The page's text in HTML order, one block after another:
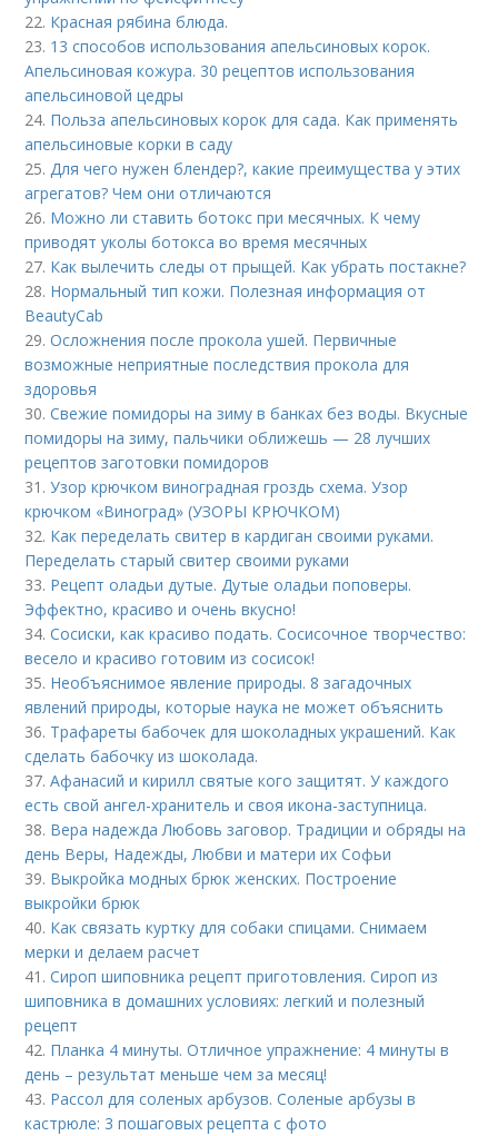
22. Красная рябина блюда.
23. 13 способов использования апельсиновых корок.
Апельсиновая кожура. 30 рецептов использования
апельсиновой цедры
24. Польза апельсиновых корок для сада. Как применять
апельсиновые корки в саду
25.Для чего нужен блендер?, какие преимущества у этих
агрегатов? Чем они отличаются
26. Можно ли ставить ботокс при месячных. К чему
приводят уколы ботокса во время месячных
27. Как вылечить следы от прыщей. Как убрать постакне?
28. Нормальный тип кожи. Полезная информация от
BeautyCab
29.Осложнения после прокола ушей. Первичные
возможные неприятные последствия прокола для
здоровья
30.Свежие помидоры на зиму в банках без воды. Вкусные
помидоры на зиму, пальчики оближешь — 28 лучших
рецептов заготовки помидоров
31.Узор крючком виноградная гроздь схема. Узор
крючком «Виноград» (УЗОРЫ КРЮЧКОМ)
32. Как переделать свитер в кардиган своими руками.
Переделать старый свитер своими руками
33. Рецепт оладьи дутые. Дутые оладьи поповеры.
Эффектно, красиво и очень вкусно!
34.Сосиски, как красиво подать. Сосисочное творчество:
весело и красиво готовим из сосисок!
35. Необъяснимое явление природы. 8 загадочных
явлений природы, которые наука не может объяснить
36. Трафареты бабочек для шоколадных украшений. Как
сделать бабочку из шоколада.
37.Афанасий и кирилл святые кого защитят. У каждого
есть свой ангел-хранитель и своя икона-заступница.
38. Вера надежда Любовь заговор. Традиции и обряды на
день Веры, Надежды, Любви и матери их Софьи
39. Выкройка модных брюк женских. Построение
выкройки брюк
40. Как связать куртку для собаки спицами. Снимаем
мерки и делаем расчет
41.Сироп шиповника рецепт приготовления. Сироп из
шиповника в домашних условиях: легкий и полезный
рецепт
42. Планка 4 минуты. Отличное упражнение: 4 минуты в
день – результат меньше чем за месяц!
43. Рассол для соленых арбузов. Соленые арбузы в
кастрюле: 3 пошаговых рецепта с фото